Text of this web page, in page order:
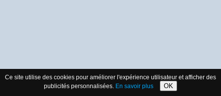
Ce site utilise des cookies pour améliorer l'expérience utilisateur et afficher des
publicités personnalisées. En savoir plus OK